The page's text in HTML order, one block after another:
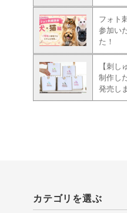
フォト
参加い
た！
【刺し
制作し
発売し
カテゴリを選ぶ